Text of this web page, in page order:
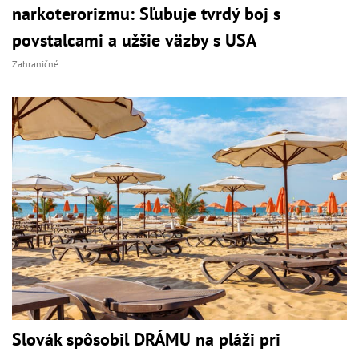
narkoterorizmu: Sľubuje tvrdý boj s
povstalcami a užšie väzby s USA
Zahraničné
Slovák spôsobil DRÁMU na pláži pri